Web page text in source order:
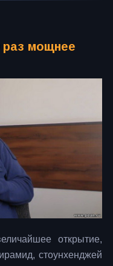
раз мощнее
открытие,
стоунхенджей